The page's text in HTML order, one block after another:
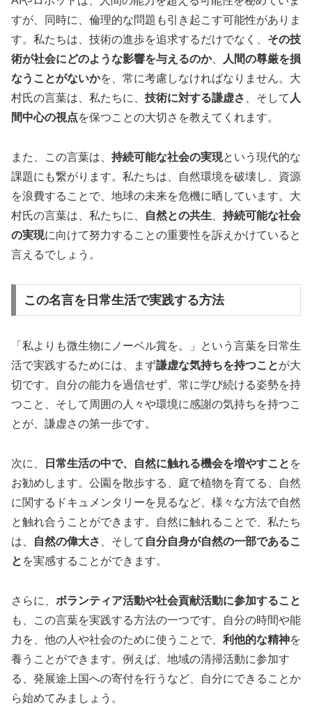
すが、同時に、倫理的な問題も引き起こす可能性がありま
す。私たちは、技術の進歩を追求するだけでなく、 その技
術が社会にどのような影響を与えるのか、
人間の尊厳を損
なうことがないかを、常に考慮しなければなりません。大
村氏の言葉は、私たちに、 技術に対する謙虚さ 、そして 人
間中心の視点を保つことの大切さを教えてくれます。
また、この言葉は、 持続可能な社会の実現という現代的な
課題にも繋がります。私たちは、自然環境を破壊し、資源
を浪費することで、地球の未来を危機に晒しています。大
村氏の言葉は、私たちに、
自然との共生
持続可能な社会
の実現に向けて努力することの重要性を訴えかけていると
言えるでしょう。
この名言を日常生活で実践する方法
「私よりも微生物にノーベル賞を。」という言葉を日常生
活で実践するためには、まず謙虚な気持ちを持つことが大
切です。自分の能力を過信せず、常に学び続ける姿勢を持
つこと、そして周囲の人々や環境に感謝の気持ちを持つこ
とが、謙虚さの第一歩です。
次に、 日常生活の中で、自然に触れる機会を増やすこと を
お勧めします。公園を散歩する、庭で植物を育てる、自然
に関するドキュメンタリーを見るなど、様々な方法で自然
と触れ合うことができます。自然に触れることで、私たち
は、
自然の偉大さ 、そして 自分自身が自然の一部であるこ
と を実感することができます。
さらに、 ボランティア活動や社会貢献活動に参加すること
も、この言葉を実践する方法の一つです。自分の時間や能
力を、他の人や社会のために使うことで、 利他的な精神を
養うことができます。例えば、地域の清掃活動に参加す
る、発展途上国への寄付を行うなど、自分にできることか
ら始めてみましょう。